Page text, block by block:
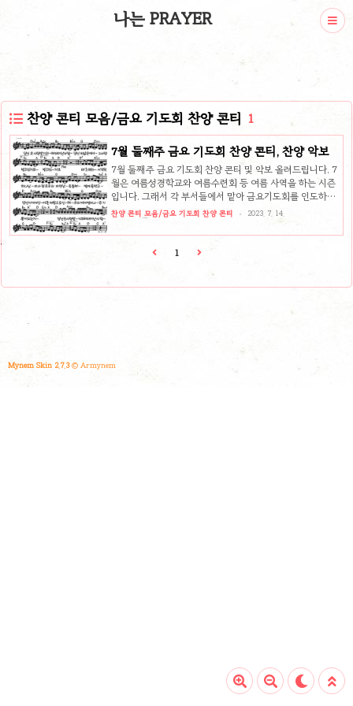
나는 PRAYER
찬양 콘티 모음/금요 기도회 찬양 콘티 1
7월 둘째주 금요 기도회 찬양 콘티, 찬양 악보
7월 둘째주 금요 기도회 찬양 콘티 및 악보 올려드립니다. 7
월은 여름성경학교와 여름수련회 등 여름 사역을 하는 시즌
입니다. 그래서 각 부서들에서 맡아 금요기도회를 인도하곤
합니다. 주일학교에서 이럴 때 주일학교 담당하시는 분들께
서 참고하시면 좋을만한 찬양으로 콘티를 구성하였습니다.
주일학교 주관 금요 기도회 찬양 콘티 및 악보 당신은 사랑
받기 위해 D 내 안에 부어 주소서 G 천국은 마치 G 나는 하
F 찬양 악보 원본 파일 다운로드 본 페이지에 있는 악보는
webp 파일로 웹서버용입니다. 더 선명한 화질의 악보 파일
티와 관련된 찬양으로 만들어진 콘티 및 더 많은 찬양 콘티를
찬양 콘티 모음/금요 기도회 찬양 콘티 2023. 7. 14.
1
Mynem Skin 2.7.3© Armynem